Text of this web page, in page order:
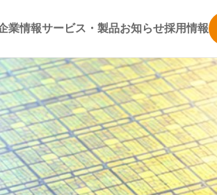
業情報サービス・製品お知らせ採用情報